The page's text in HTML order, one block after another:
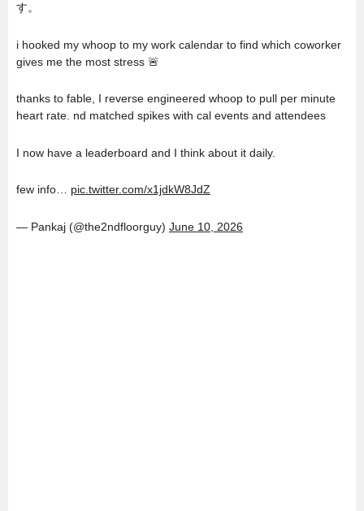
す。
i hooked my whoop to my work calendar to find which coworker
gives me the most stress 🚨
thanks to fable, I reverse engineered whoop to pull per minute
heart rate. nd matched spikes with cal events and attendees
I now have a leaderboard and I think about it daily.
few info… pic.twitter.com/x1jdkW8JdZ
— Pankaj (@the2ndfloorguy) June 10, 2026